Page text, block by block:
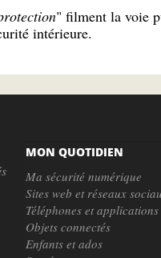
" filment la voie
intérieure.
MON QUOTIDIEN
Ma sécurité numérique
Sites web et réseaux
Téléphones et applications
Objets connectés
Enfants et ados